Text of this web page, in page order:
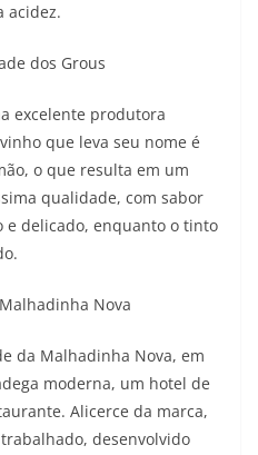
acidez.
dos Grous
excelente produtora
que leva seu nome é
o que resulta em um
qualidade, com sabor
e delicado, enquanto o tinto
Nova
da Malhadinha Nova, em
moderna, um hotel de
Alicerce da marca,
desenvolvido